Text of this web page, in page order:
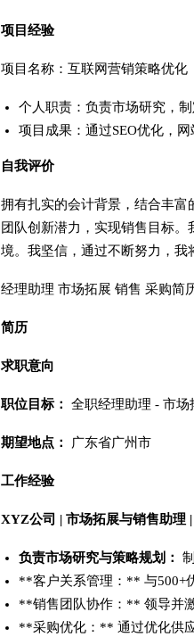
项目经验
项目名称：互联网营销策略优化
个人职责：负责市场研究，
项目成果：通过SEO优化，
自我评价
拥有扎实的会计背景，结合丰
团队创新潜力，实现销售目标
境。我坚信，通过不断努力，
经理助理 市场拓展 销售 采购简
简历
求职意向
职位目标： 全职经理助理 - 市
期望地点： 广东省广州市
工作经验
XYZ公司 | 市场拓展与销售助理
负责市场研究与策略规划：
**客户关系管理：** 与500+
**销售团队协作：** 领导并
**采购优化：** 通过优化供